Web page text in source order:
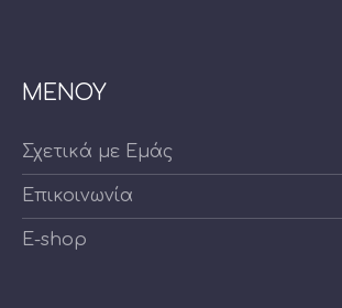
ΜΕΝΟΥ
Σχετικά με Εμάς
Επικοινωνία
E-shop